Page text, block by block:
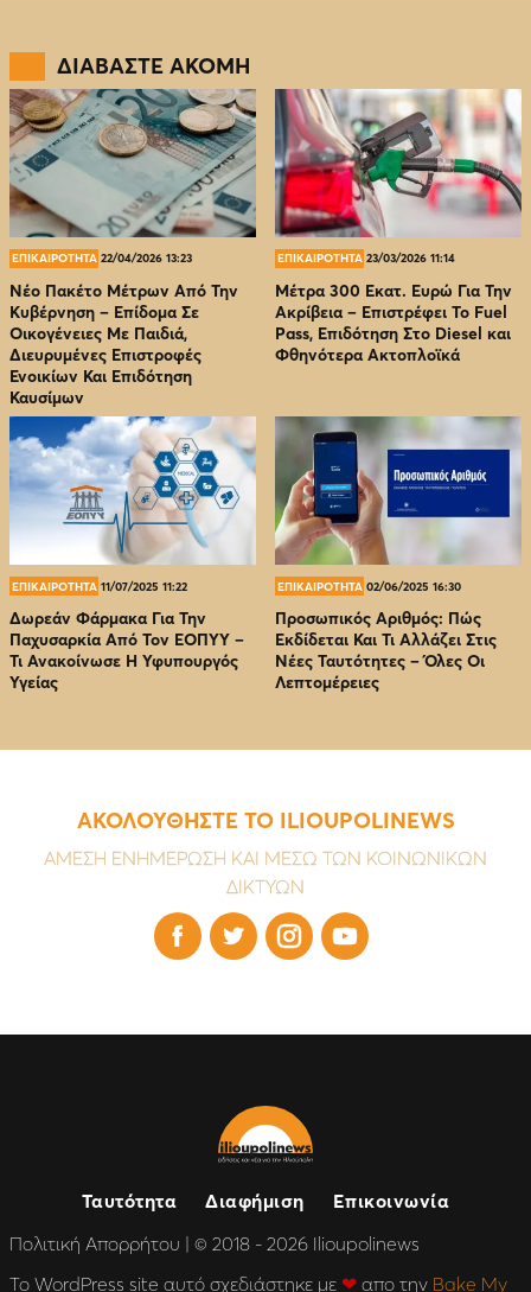
ΔΙΑΒΑΣΤΕ ΑΚΟΜΗ
ΕΠΙΚΑΙΡΟΤΗΤΑ 22/04/2026 13:23
Νέο Πακέτο Μέτρων Από Την
Κυβέρνηση – Επίδομα Σε
Οικογένειες Με Παιδιά,
Διευρυμένες Επιστροφές
Ενοικίων Και Επιδότηση
Καυσίμων
ΕΠΙΚΑΙΡΟΤΗΤΑ 23/03/2026 11:14
Μέτρα 300 Εκατ. Ευρώ Για Την
Ακρίβεια – Επιστρέφει Το Fuel
Pass, Επιδότηση Στο Diesel και
Φθηνότερα Ακτοπλοϊκά
ΕΠΙΚΑΙΡΟΤΗΤΑ 11/07/2025 11:22
Δωρεάν Φάρμακα Για Την
Παχυσαρκία Από Τον EOΠΥΥ –
Τι Ανακοίνωσε Η Υφυπουργός
Υγείας
ΕΠΙΚΑΙΡΟΤΗΤΑ 02/06/2025 16:30
Προσωπικός Αριθμός: Πώς
Εκδίδεται Και Τι Αλλάζει Στις
Νέες Ταυτότητες – Όλες Οι
Λεπτομέρειες
ΑΚΟΛΟΥΘΗΣΤΕ ΤΟ ILIOUPOLINEWS
ΑΜΕΣΗ ΕΝΗΜΕΡΩΣΗ ΚΑΙ ΜΕΣΩ ΤΩΝ ΚΟΙΝΩΝΙΚΩΝ
ΔΙΚΤΥΩΝ
   
Ταυτότητα Διαφήμιση
Επικοινωνία
Πολιτική Απορρήτου | © 2018 - 2026 Ilioupolinews
Το WordPress site αυτό σχεδιάστηκε με ❤ απο την Bake My